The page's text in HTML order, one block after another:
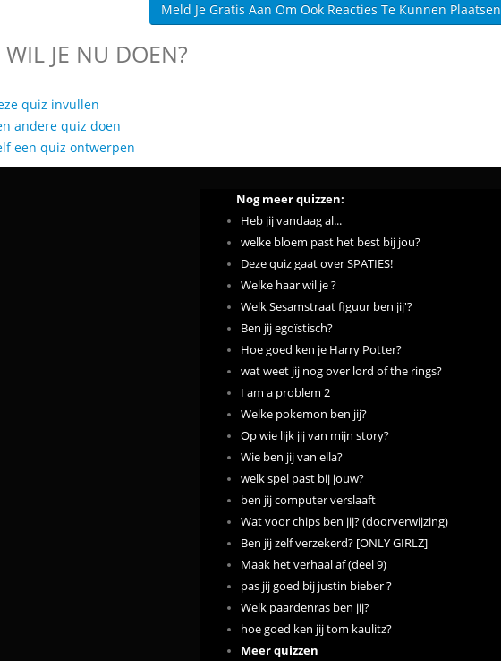
Meld Je Gratis Aan Om Ook Reacties Te Kunnen Plaatsen
JE NU DOEN?
quiz invullen
andere quiz doen
een quiz ontwerpen
Nog meer quizzen:
Heb jij vandaag al...
welke bloem past het best bij jou?
Deze quiz gaat over SPATIES!
Welke haar wil je ?
Welk Sesamstraat figuur ben jij'?
Ben jij egoïstisch?
Hoe goed ken je Harry Potter?
wat weet jij nog over lord of the rings?
I am a problem 2
Welke pokemon ben jij?
Op wie lijk jij van mijn story?
Wie ben jij van ella?
welk spel past bij jouw?
ben jij computer verslaaft
Wat voor chips ben jij? (doorverwijzing)
Ben jij zelf verzekerd? [ONLY GIRLZ]
Maak het verhaal af (deel 9)
pas jij goed bij justin bieber ?
Welk paardenras ben jij?
hoe goed ken jij tom kaulitz?
Meer quizzen